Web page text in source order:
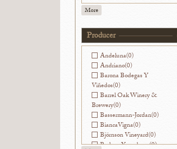
More
Producer
Andeluna(0)
Andriano(0)
Barona Bodegas Y
Viñedos(0)
Barrel Oak Winery &
Brewery(0)
Bassermann-Jordan(0)
BiancaVigna(0)
Björnson Vineyard(0)
Bodega Yacochuya(0)